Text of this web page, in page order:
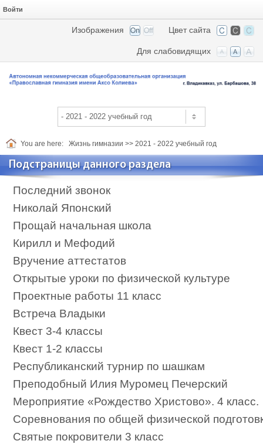
Войти
Цвет сайта
Изображения
Для слабовидящих
You are here: Жизнь гимназии >> 2021 - 2022 учебный год
Подстраницы данного раздела
Последний звонок
Николай Японский
Прощай начальная школа
Кирилл и Мефодий
Вручение аттестатов
Открытые уроки по физической культуре
Проектные работы 11 класс
Встреча Владыки
Квест 3-4 классы
Квест 1-2 классы
Республиканский турнир по шашкам
Преподобный Илия Муромец Печерский
Мероприятие «Рождество Христово». 4 класс.
Соревнования по общей физической
Святые покровители 3 класс